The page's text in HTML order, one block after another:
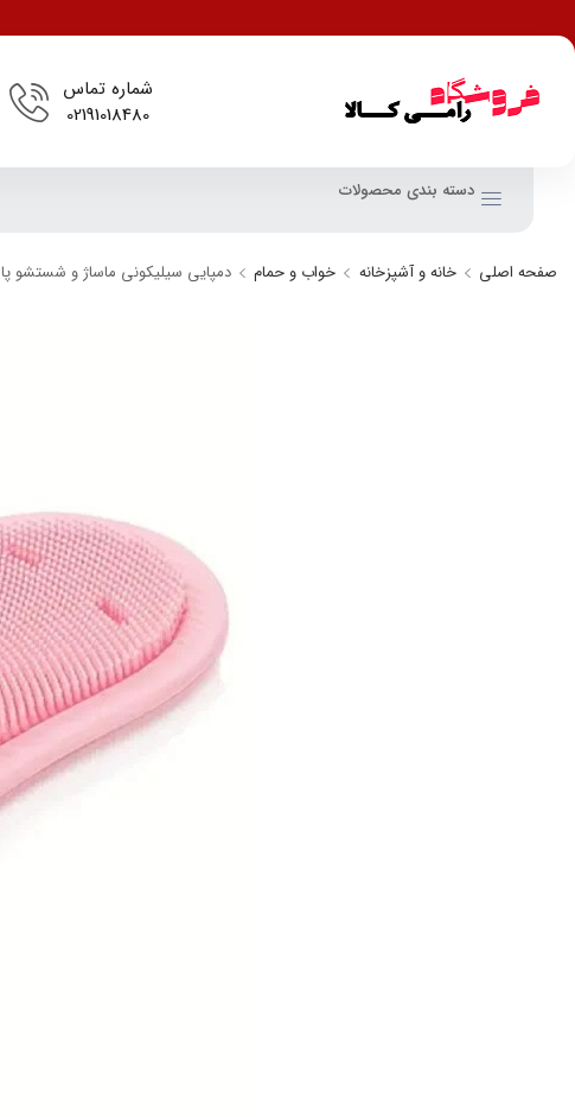
شماره تماس
02191018480
دسته بندی محصولات
صفحه اصلی خانه و آشپزخانه خواب و حمام دمپایی سیلیکونی ماساژ و شستشو پا